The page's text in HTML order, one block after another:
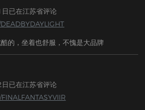
已在江苏省评论
的，坐着也舒服，不愧是大品牌
已在江苏省评论